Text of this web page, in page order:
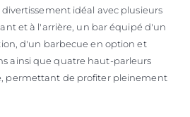
idéal avec plusieurs
et à l'arrière, un bar équipé d'un
d'un barbecue en option et
ainsi que quatre haut-parleurs
permettant de profiter pleinement